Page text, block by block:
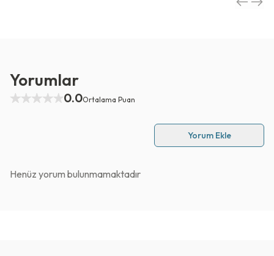
Yorumlar
0.0Ortalama Puan
Yorum Ekle
Henüz yorum bulunmamaktadır